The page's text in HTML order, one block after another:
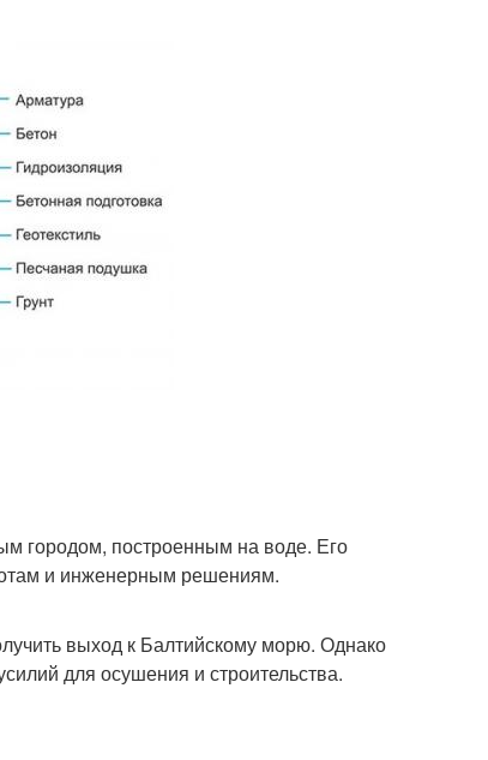
городом, построенным на воде. Его
и инженерным решениям.
выход к Балтийскому морю. Однако
для осушения и строительства.